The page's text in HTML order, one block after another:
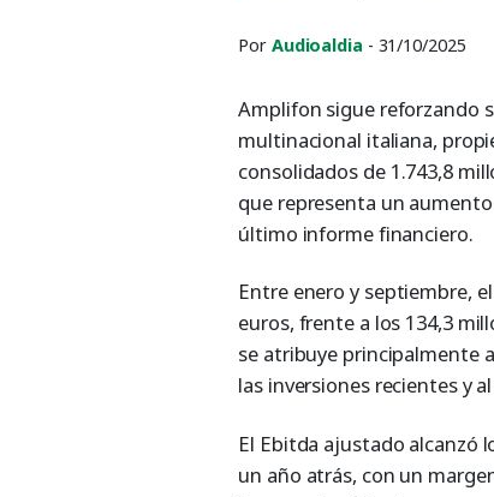
Por Audioaldia - 31/10/2025
Amplifon sigue reforzando
multinacional italiana,
consolidados de 1.743,8
que representa un
último informe financiero.
Entre enero y septiembre,
euros, frente a los 134,3
se atribuye principalmente
las inversiones recientes y
El Ebitda ajustado alcanzó
un año atrás, con un